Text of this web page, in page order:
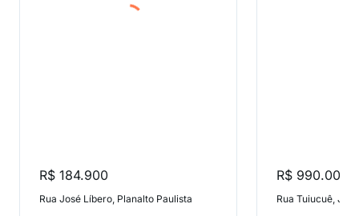
R$ 184.900
Rua José Líbero, Planalto Paulista
R$ 990.000
Rua Tuiucuê,